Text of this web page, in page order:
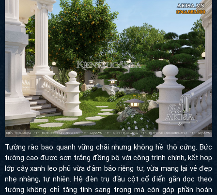
Tường rào bao quanh vững chãi nhưng không hề thô cứng. Bức
tường cao được sơn trắng đồng bộ với công trình chính, kết hợp
lớp cây xanh leo phủ vừa đảm bảo riêng tư, vừa mang lại vẻ đẹp
nhẹ nhàng, tự nhiên. Hệ đèn trụ đầu cột cổ điển gắn dọc theo
tường không chỉ tăng tính sang trọng mà còn góp phần hoàn thiện